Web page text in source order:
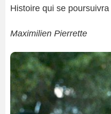
Histoire qui se
Maximilien Pierrette